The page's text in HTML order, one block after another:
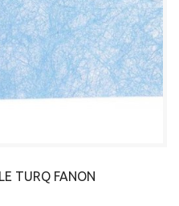
TURQ FANON